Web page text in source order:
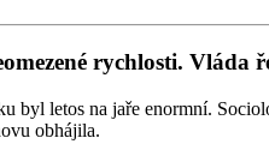
rychlosti. Vláda
byl letos na jaře enormní.
obhájila.